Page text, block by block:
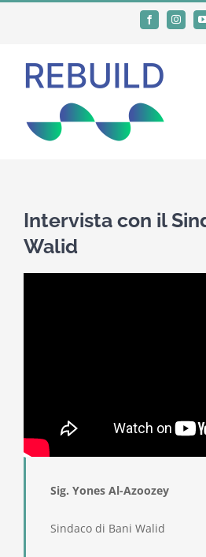
Facebook
Intervista con il
Walid
Sig. Yones Al-Azoozey
Sindaco di Bani Walid